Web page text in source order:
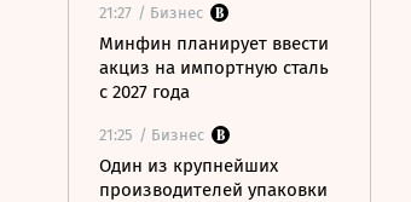
21:27 / Бизнес
Минфин планирует ввести
акциз на импортную сталь
с 2027 года
21:25 / Бизнес
Один из крупнейших
производителей упаковки